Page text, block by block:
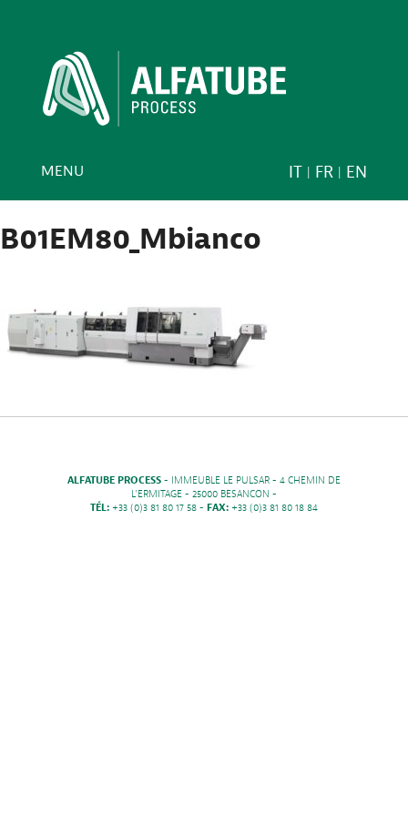
IT FR EN
MENU
B01EM80_Mbianco
ALFATUBE PROCESS - IMMEUBLE LE PULSAR - 4 CHEMIN DE
L'ERMITAGE - 25000 BESANCON -
TÉL: +33 (0)3 81 80 17 58 - FAX: +33 (0)3 81 80 18 84